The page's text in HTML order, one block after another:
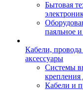
Бытовая
паяльное
Кабели, провода
аксессуары
Системы
крепления
Кабели и